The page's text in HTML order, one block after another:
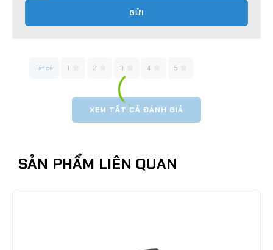
GỬI
Tất cả 1 2 3 4 5
XEM TẤT CẢ ĐÁNH GIÁ
SẢN PHẨM LIÊN QUAN